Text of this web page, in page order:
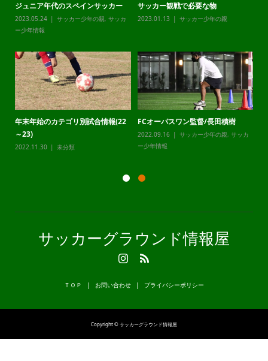
ジュニア年代のスペインサッカー
2023.05.24 サッカー少年の親, サッカ
ー少年情報
サッカー観戦で必要な物
2023.01.13 サッカー少年の親
年末年始のカテゴリ別試合情報(22
～23)
2022.11.30 未分類
FCオーパスワン監督/長田積樹
2022.09.16 サッカー少年の親, サッカ
ー少年情報
サッカーグラウンド情報屋
ＴＯＰ お問い合わせ プライバシーポリシー
Copyright © サッカーグラウンド情報屋